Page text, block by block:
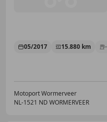
05/2017 15.880 km
Motoport Wormerveer
NL-1521 ND WORMERVEER